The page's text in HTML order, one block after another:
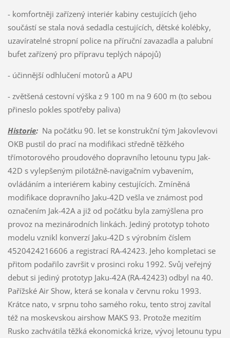
- komfortněji zařízený interiér kabiny cestujících (jeho
součástí se stala nová sedadla cestujících, dětské kolébky,
uzavíratelné stropní police na příruční zavazadla a palubní
bufet zařízený pro přípravu teplých nápojů)
- účinnější odhlučení motorů a APU
- zvětšená cestovní výška z 9 100 m na 9 600 m (to sebou
přineslo pokles spotřeby paliva)
Historie:Na počátku 90. let se konstrukční tým Jakovlevovi
OKB pustil do prací na modifikaci středně těžkého
třímotorového proudového dopravního letounu typu Jak-
42D s vylepšeným pilotážně-navigačním vybavením,
ovládáním a interiérem kabiny cestujících. Zmíněná
modifikace dopravního Jaku-42D vešla ve známost pod
označením Jak-42A a již od počátku byla zamýšlena pro
provoz na mezinárodních linkách. Jediný prototyp tohoto
modelu vznikl konverzí Jaku-42D s výrobním číslem
4520424216606 a registrací RA-42423. Jeho kompletaci se
přitom podařilo završit v prosinci roku 1992. Svůj veřejný
debut si jediný prototyp Jaku-42A (RA-42423) odbyl na 40.
Pařížské Air Show, která se konala v červnu roku 1993.
Krátce nato, v srpnu toho samého roku, tento stroj zavítal
též na moskevskou airshow MAKS 93. Protože mezitím
Rusko zachvátila těžká ekonomická krize, vývoj letounu typu